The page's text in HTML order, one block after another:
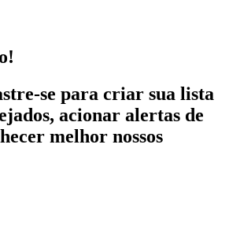
se para criar sua lista
acionar alertas de
melhor nossos